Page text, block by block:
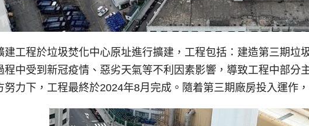
建工程於垃圾焚化中心原址進行擴建，工程包括：建造第三期垃
中受到新冠疫情、惡劣天氣等不利因素影響，導致工程中部分
力下，工程最終於2024年8月完成。隨着第三期廠房投入運作